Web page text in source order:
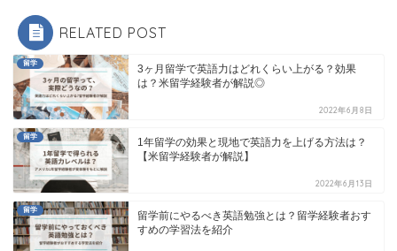
RELATED POST
留学
3ヶ月留学で英語力はどれくらい上がる？効果
は？米留学経験者が解説◎
2022年6月8日
留学
1年留学の効果と現地で英語力を上げる方法は？
【米留学経験者が解説】
2022年6月13日
留学
留学前にやるべき英語勉強とは？留学経験者おす
すめの学習法を紹介